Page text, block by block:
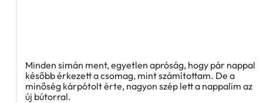
Minden simán ment, egyetlen apróság, hogy pár nappal
később érkezett a csomag, mint számítottam. De a
minőség kárpótolt érte, nagyon szép lett a nappalim az
új bútorral.